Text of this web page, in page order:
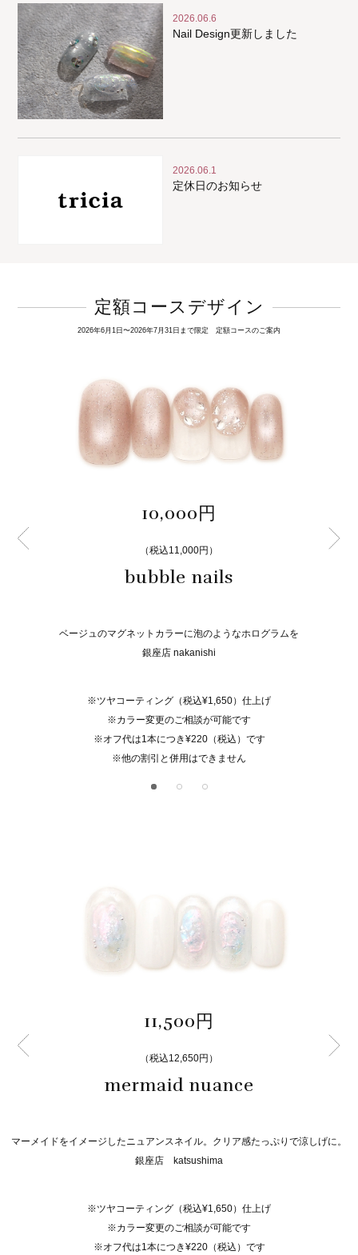
2026.06.6
Nail Design更新しました
2026.06.1
定休日のお知らせ
定額コースデザイン
2026年6月1日〜2026年7月31日まで限定 定額コースのご案内
10,000円
（税込11,000円）
bubble nails
ベージュのマグネットカラーに泡のようなホログラムを
銀座店 nakanishi
※ツヤコーティング（税込¥1,650）仕上げ
※カラー変更のご相談が可能です
※オフ代は1本につき¥220（税込）です
※他の割引と併用はできません
11,500円
（税込12,650円）
mermaid nuance
マーメイドをイメージしたニュアンスネイル。クリア感たっぷりで涼しげに。
銀座店 katsushima
※ツヤコーティング（税込¥1,650）仕上げ
※カラー変更のご相談が可能です
※オフ代は1本につき¥220（税込）です